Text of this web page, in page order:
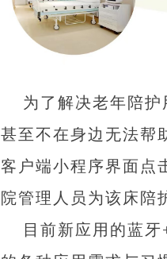
为了解决老年陪
甚至不在身边无法帮
客户端小程序界面点
院管理人员为该床陪
目前新应用的蓝